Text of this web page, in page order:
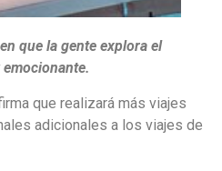
que la gente explora el
que realizará más viajes
adicionales a los viajes de